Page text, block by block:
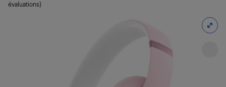
évaluations)